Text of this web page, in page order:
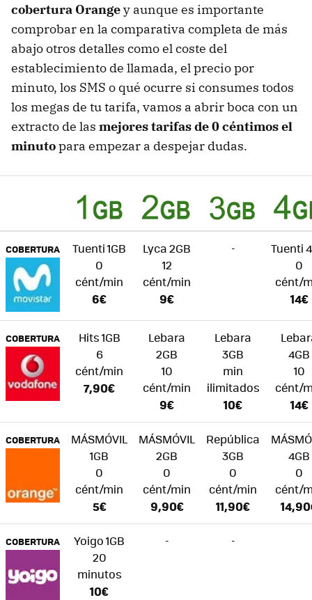
cobertura Orangey aunque es importante
comprobar en la comparativa completa de más
abajo otros detalles como el coste del
establecimiento de llamada, el precio por
minuto, los SMS o qué ocurre si consumes todos
los megas de tu tarifa, vamos a abrir boca con un
extracto de las mejores tarifas de 0 céntimos el
minutopara empezar a despejar dudas.
COBERTURA
Tuenti 1GB
0
cént/min
6€
Lyca 2GB
12
cént/min
9€
-
Tuenti
0
cént/
14€
COBERTURA
Hits 1GB
6
cént/min
7,90€
Lebara
2GB
10
cént/min
9€
Lebara
3GB
min
ilimitados
10€
4GB
10
cént/
14€
COBERTURA
MÁSMÓVIL
1GB
0
cént/min
5€
MÁSMÓVIL
2GB
0
cént/min
9,90€
República
3GB
0
cént/min
11,90€
4GB
0
cént/
COBERTURA
Yoigo 1GB
20
minutos
10€
- -